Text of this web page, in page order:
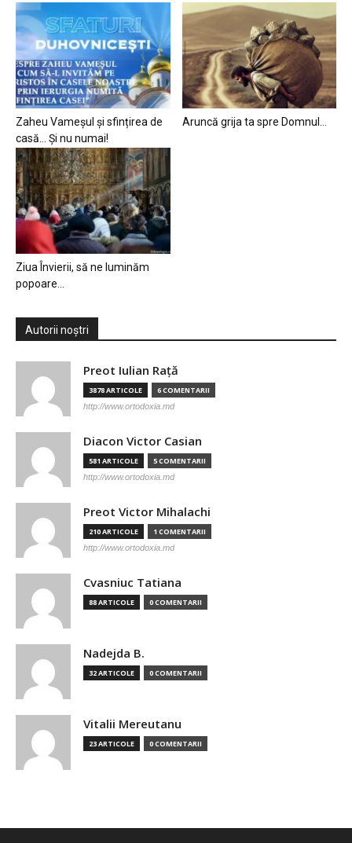
Zaheu Vameșul și sfințirea de
casă… Și nu numai!
Aruncă grija ta spre Domnul…
Ziua Învierii, să ne luminăm
popoare…
Autorii noștri
Preot Iulian Raţă
3878 ARTICOLE 6 COMENTARII
http://www.ortodoxia.md
Diacon Victor Casian
581 ARTICOLE 5 COMENTARII
http://www.ortodoxia.md
Preot Victor Mihalachi
210 ARTICOLE 1 COMENTARII
http://www.ortodoxia.md
Cvasniuc Tatiana
88 ARTICOLE 0 COMENTARII
Nadejda B.
32 ARTICOLE 0 COMENTARII
Vitalii Mereutanu
23 ARTICOLE 0 COMENTARII